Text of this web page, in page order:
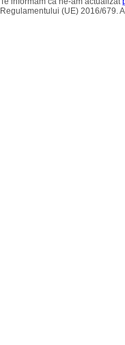
Regulamentului (UE) 2016/679.